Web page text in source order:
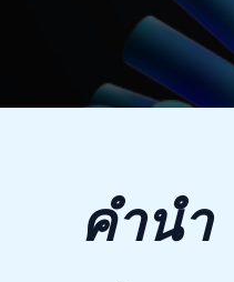
คำนำ